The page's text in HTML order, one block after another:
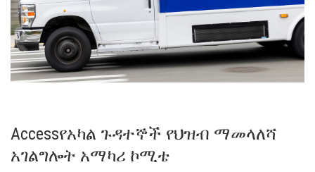
Accessየአካል ጉዳተኞች የህዝብ ማመላለሻ
አገልግሎት አማካሪ ኮሚቴ